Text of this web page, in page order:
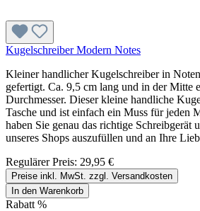
Kugelschreiber Modern Notes
Kleiner handlicher Kugelschreiber in
gefertigt. Ca. 9,5 cm lang und in der Mitte
Durchmesser. Dieser kleine handliche
Tasche und ist einfach ein Muss für jeden
haben Sie genau das richtige Schreibgerät
unseres Shops auszufüllen und an Ihre
Regulärer Preis: 29,95 €
Preise inkl. MwSt. zzgl. Versandkosten
In den Warenkorb
Rabatt %